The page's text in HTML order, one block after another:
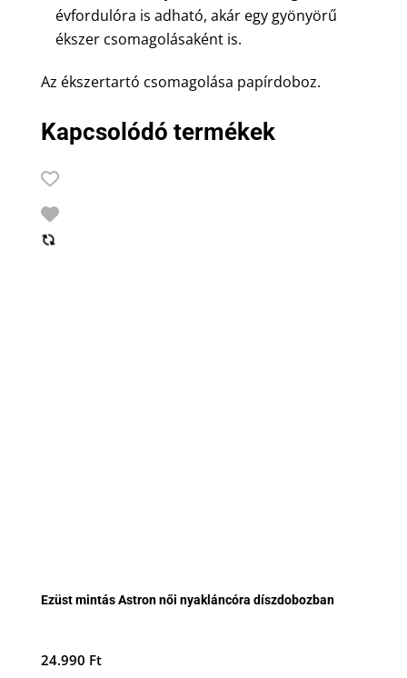
évfordulóra is adható, akár egy gyönyörű
ékszer csomagolásaként is.
Az ékszertartó csomagolása papírdoboz.
Kapcsolódó termékek
Ezüst mintás Astron női nyakláncóra díszdobozban
24.990 Ft